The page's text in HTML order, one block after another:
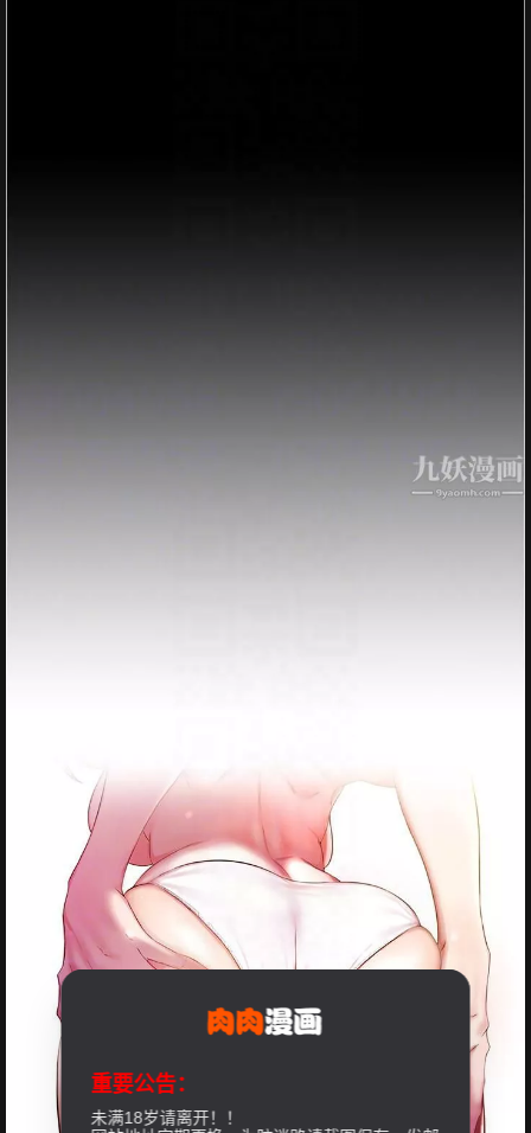
重要公告：
未满18岁请离开！！